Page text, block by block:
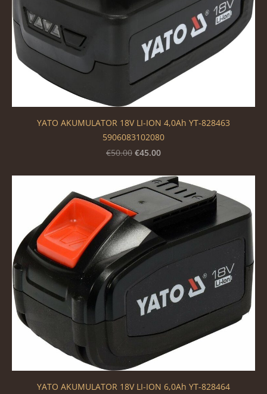
YATO AKUMULATOR 18V LI-ION 4,0Ah YT-828463
5906083102080
€50.00 €45.00
YATO AKUMULATOR 18V LI-ION 6,0Ah YT-828464